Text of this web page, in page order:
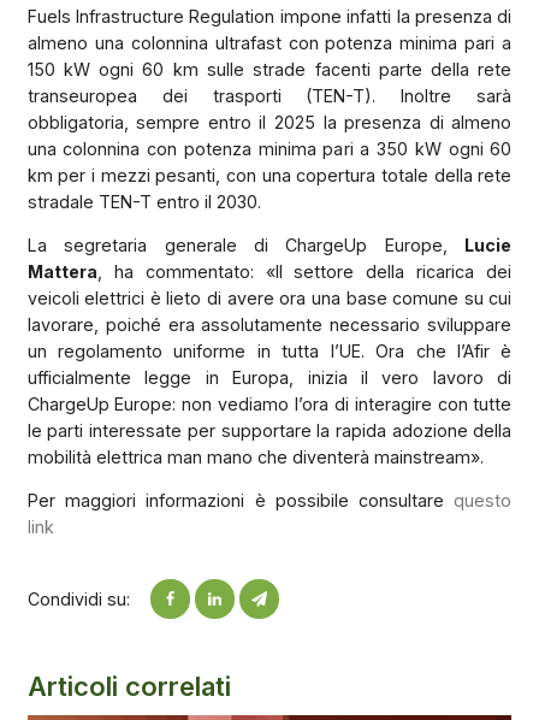
Fuels Infrastructure Regulation impone infatti la presenza di
almeno una colonnina ultrafast con potenza minima pari a
150 kW ogni 60 km sulle strade facenti parte della rete
transeuropea dei trasporti (TEN-T). Inoltre sarà
obbligatoria, sempre entro il 2025 la presenza di almeno
una colonnina con potenza minima pari a 350 kW ogni 60
km per i mezzi pesanti, con una copertura totale della rete
stradale TEN-T entro il 2030.
La segretaria generale di ChargeUp Europe, Lucie
Mattera , ha commentato: «Il settore della ricarica dei
veicoli elettrici è lieto di avere ora una base comune su cui
lavorare, poiché era assolutamente necessario sviluppare
un regolamento uniforme in tutta l’UE. Ora che l’Afir è
ufficialmente legge in Europa, inizia il vero lavoro di
ChargeUp Europe: non vediamo l’ora di interagire con tutte
le parti interessate per supportare la rapida adozione della
mobilità elettrica man mano che diventerà mainstream».
Per maggiori informazioni è possibile consultare questo
link
Condividi su:
Articoli correlati